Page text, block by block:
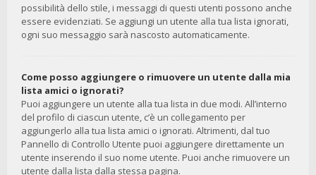
possibilità dello stile, i messaggi di questi utenti possono anche
essere evidenziati. Se aggiungi un utente alla tua lista ignorati,
ogni suo messaggio sarà nascosto automaticamente.
Come posso aggiungere o rimuovere un utente dalla mia
lista amici o ignorati?
Puoi aggiungere un utente alla tua lista in due modi. All’interno
del profilo di ciascun utente, c’è un collegamento per
aggiungerlo alla tua lista amici o ignorati. Altrimenti, dal tuo
Pannello di Controllo Utente puoi aggiungere direttamente un
utente inserendo il suo nome utente. Puoi anche rimuovere un
utente dalla lista dalla stessa pagina.